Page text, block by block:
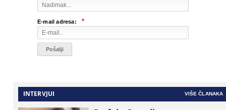
E-mail adresa: *
INTERVJUI VIŠE ČLANAKA